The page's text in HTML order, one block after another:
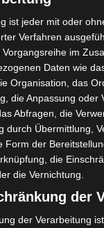
18.5°C
SO.
°
MO.
28 °
ist jeder mit oder
Verfahren
Vorgangsreihe im
Daten wie
Organisation, das
die Anpassung oder
Abfragen, die
durch Übermittlung,
Form der
die
die Vernichtung.
der
der Verarbeitung